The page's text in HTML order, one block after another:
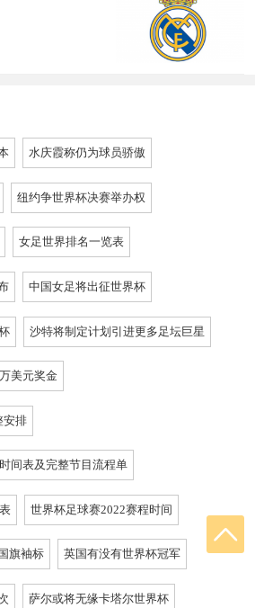
水庆霞称仍为球员骄傲
纽约争世界杯决赛举办权
女足世界排名一览表
中国女足将出征世界杯
沙特将制定计划引进更多足坛巨星
美元奖金
安排
间表及完整节目流程单
世界杯足球赛2022赛程时间
旗袖标 英国有没有世界杯冠军
萨尔或将无缘卡塔尔世界杯